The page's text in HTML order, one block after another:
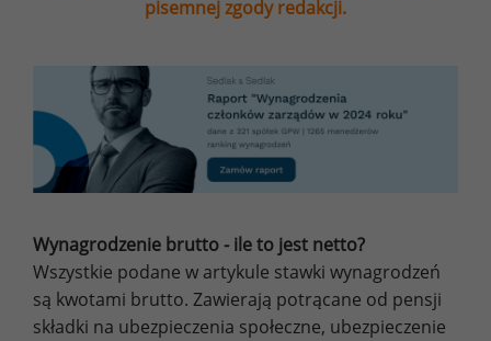
pisemnej zgody redakcji.
Wynagrodzenie brutto - ile to jest netto?
Wszystkie podane w artykule stawki wynagrodzeń
są kwotami brutto. Zawierają potrącane od pensji
składki na ubezpieczenia społeczne, ubezpieczenie